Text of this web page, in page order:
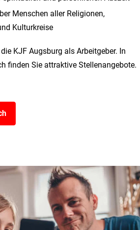
Menschen aller Religionen,
Kulturkreise
KJF Augsburg als Arbeitgeber. In
finden Sie attraktive Stellenangebote.